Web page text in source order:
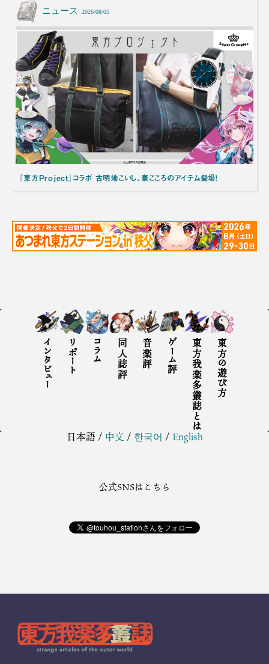
ニュース 2026/08/05
『東方Project』コラボ 古明地こいし、秦こころのアイテム登場！
インタビュー リポート コラム 同人誌評 音楽評 ゲーム評 東方我楽多叢誌とは 東方の遊び方
日本語/ 中文 / 한국어 / English
公式SNSはこちら